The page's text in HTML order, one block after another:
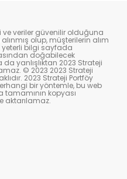
veriler güvenilir olduğuna
olup, müşterilerin alım
yeterli bilgi sayfada
doğabilecek
yanlışlıktan 2023 Strateji
© 2023 2023 Strateji
2023 Strateji Portföy
bir yöntemle, bu web
tamamının kopyası
aktarılamaz.